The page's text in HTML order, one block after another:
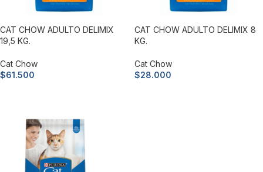
CAT CHOW ADULTO DELIMIX
19,5 KG.
Cat Chow
$61.500
CAT CHOW ADULTO DELIMIX 8
KG.
Cat Chow
$28.000